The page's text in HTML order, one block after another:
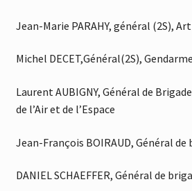
Jean-Marie PARAHY, général (2S),
Michel DECET,Général(2S),
Laurent AUBIGNY, Général de
de l’Air et de l’Espace
Jean-François BOIRAUD, Général
DANIEL SCHAEFFER, Général de